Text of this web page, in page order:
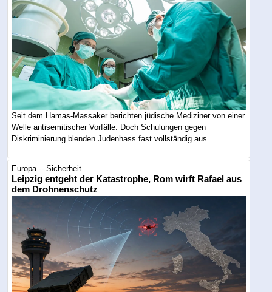
Seit dem Hamas-Massaker berichten jüdische Mediziner von einer
Welle antisemitischer Vorfälle. Doch Schulungen gegen
Diskriminierung blenden Judenhass fast vollständig aus....
Europa -- Sicherheit
Leipzig entgeht der Katastrophe, Rom wirft Rafael aus
dem Drohnenschutz